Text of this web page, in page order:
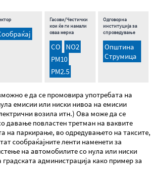
Гасови/Честички
кои ќе ги намали
оваа мерка
CO
NO2
PM10
PM2.5
Одговорна
институција за
спроведување
Општина
Струмица
е да се промовира употребата на
емисии или ниски нивоа на емисии
возила итн.) Ова може да се
давање повластен третман на ваквите
на паркирање, во одредувањето на таксите,
сообраќајните ленти наменети за
на автомобилите со нула или ниски
администрација како пример за